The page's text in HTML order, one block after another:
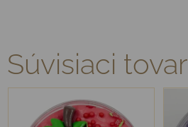
Súvisiaci tovar